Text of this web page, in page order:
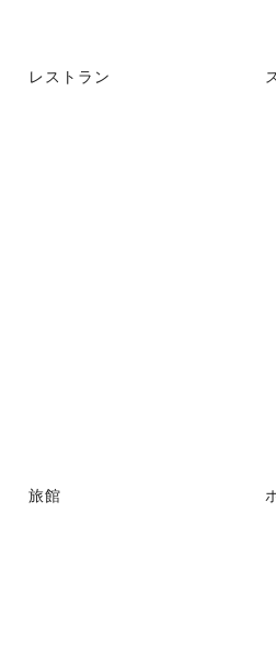
レストラン
旅館